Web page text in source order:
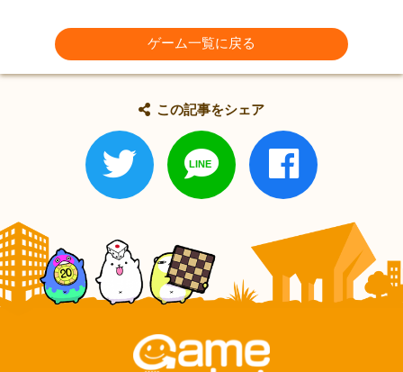
ゲーム一覧に戻る
この記事をシェア